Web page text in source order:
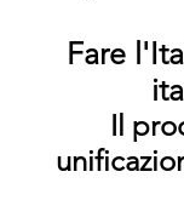
Fare
Il